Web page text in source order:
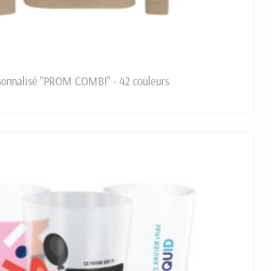
"PROM COMBI" - 42 couleurs